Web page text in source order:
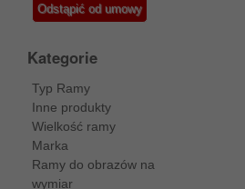
Odstąpić od umowy
Kategorie
Typ Ramy
Inne produkty
Wielkość ramy
Marka
Ramy do obrazów na
wymiar